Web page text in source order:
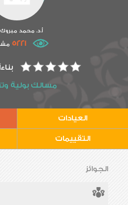
أ.د. محمد مبروك
5221
مسالك بولية
العيادات
التقييمات
الجوائز